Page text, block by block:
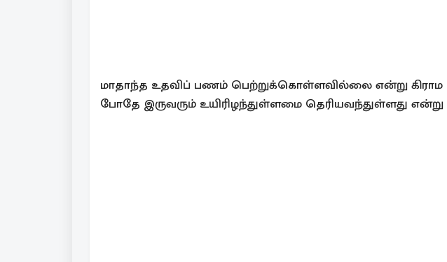
மாதாந்த உதவிப் பணம் பெற்றுக்கொள்ளவில்லை என்று கிராம
போதே இருவரும் உயிரிழந்துள்ளமை தெரியவந்துள்ளது என்று